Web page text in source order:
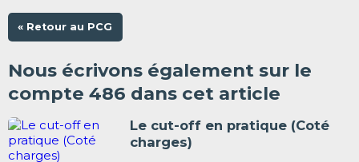
« Retour au PCG
Nous écrivons également sur le
compte 486 dans cet article
Le cut-off en pratique (Coté
charges)